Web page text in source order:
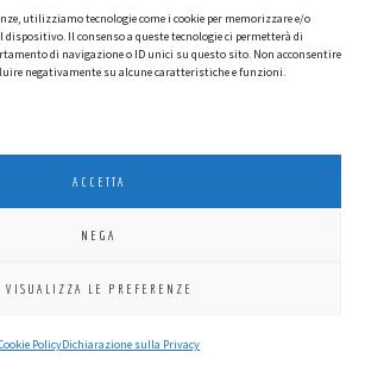
utilizziamo tecnologie come i cookie per memorizzare e/o
dispositivo. Il consenso a queste tecnologie ci permetterà di
di navigazione o ID unici su questo sito. Non acconsentire
negativamente su alcune caratteristiche e funzioni.
ACCETTA
NEGA
VISUALIZZA LE PREFERENZE
PolicyDichiarazione sulla Privacy